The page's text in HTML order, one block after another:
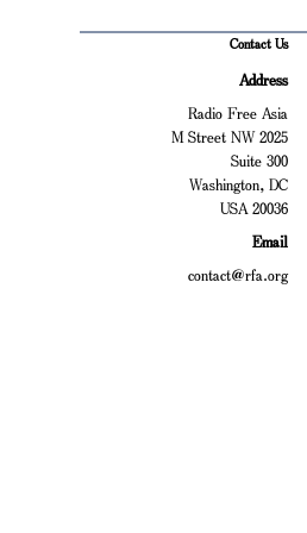
Contact Us
Address
Radio Free Asia
2025 M Street NW
Suite 300
Washington, DC
20036 USA
Email
contact@rfa.org